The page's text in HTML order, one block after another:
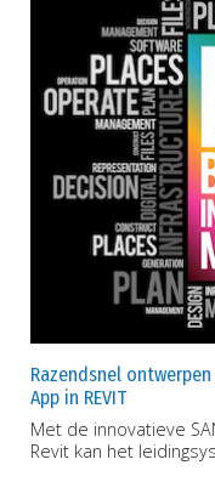
Razendsnel
App in REVIT
Met de innovatieve
Revit kan het